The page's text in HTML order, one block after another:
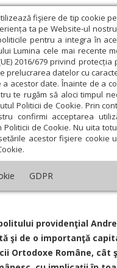
fişiere de tip cookie
ta pe Website-ul
pentru a integra în
Lumina cele mai recente
2016/679 privind
prelucrarea datelor cu
a acestor date. Înainte de a
te rugăm să aloci timpul
Politicii de Cookie. Prin
confirmi acceptarea
Politicii de Cookie. Nu uita
acestor fişiere cookie
GDPR
Actualitate religioasă › Știri ›
Bisericii
în istoria
Pr. Conf. Univ. Dr. Irimie Marga
providenţial
şi de o importanţă
Ortodoxe Române, cât